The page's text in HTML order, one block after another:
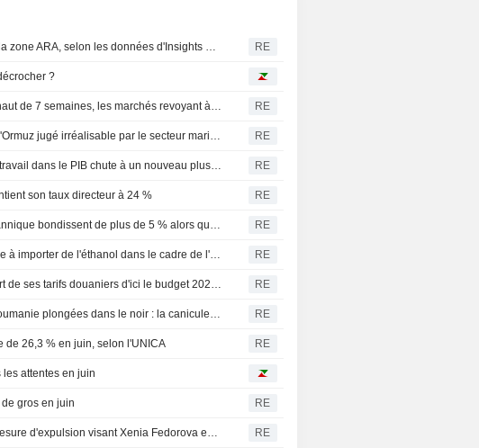
RE
?
RE
RE
RE
son taux directeur à 24 % RE
RE
RE
RE
RE
de 26,3 % en juin, selon l'UNICA RE
les attentes en juin
gros en juin RE
RE